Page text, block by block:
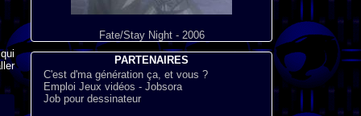
Fate/Stay Night - 2006
PARTENAIRES
C'est d'ma génération ça, et vous ?
Emploi Jeux vidéos - Jobsora
Job pour dessinateur